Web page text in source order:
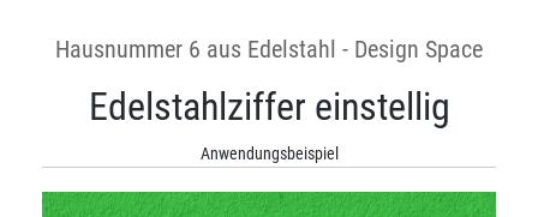
Hausnummer 6 aus Edelstahl - Design Space
Edelstahlziffer einstellig
Anwendungsbeispiel